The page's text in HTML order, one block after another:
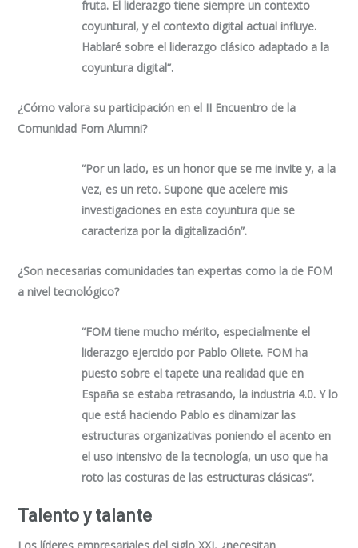
fruta. El liderazgo tiene siempre un contexto
coyuntural, y el contexto digital actual influye.
Hablaré sobre el liderazgo clásico adaptado a la
coyuntura digital”.
¿Cómo valora su participación en el II Encuentro de la
Comunidad Fom Alumni?
“Por un lado, es un honor que se me invite y, a la
vez, es un reto. Supone que acelere mis
investigaciones en esta coyuntura que se
caracteriza por la digitalización”.
¿Son necesarias comunidades tan expertas como la de FOM
a nivel tecnológico?
“FOM tiene mucho mérito, especialmente el
liderazgo ejercido por Pablo Oliete. FOM ha
puesto sobre el tapete una realidad que en
España se estaba retrasando, la industria 4.0. Y lo
que está haciendo Pablo es dinamizar las
estructuras organizativas poniendo el acento en
el uso intensivo de la tecnología, un uso que ha
roto las costuras de las estructuras clásicas”.
Talento y talante
Los líderes empresariales del siglo XXI, ¿necesitan